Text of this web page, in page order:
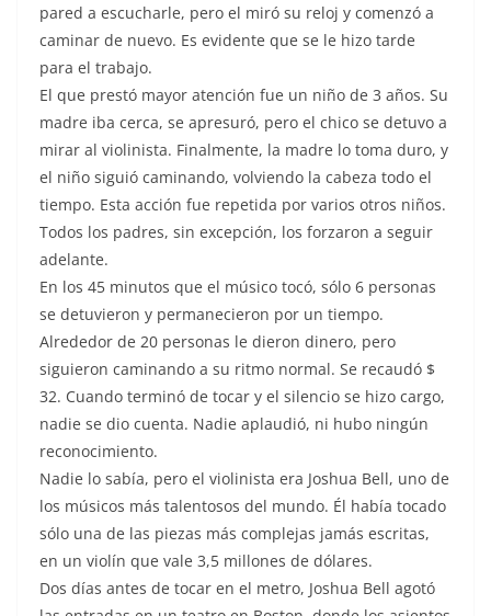
pared a escucharle, pero el miró su reloj y comenzó a
caminar de nuevo. Es evidente que se le hizo tarde
para el trabajo.
El que prestó mayor atención fue un niño de 3 años. Su
madre iba cerca, se apresuró, pero el chico se detuvo a
mirar al violinista. Finalmente, la madre lo toma duro, y
el niño siguió caminando, volviendo la cabeza todo el
tiempo. Esta acción fue repetida por varios otros niños.
Todos los padres, sin excepción, los forzaron a seguir
adelante.
En los 45 minutos que el músico tocó, sólo 6 personas
se detuvieron y permanecieron por un tiempo.
Alrededor de 20 personas le dieron dinero, pero
siguieron caminando a su ritmo normal. Se recaudó $
32. Cuando terminó de tocar y el silencio se hizo cargo,
nadie se dio cuenta. Nadie aplaudió, ni hubo ningún
reconocimiento.
Nadie lo sabía, pero el violinista era Joshua Bell, uno de
los músicos más talentosos del mundo. Él había tocado
sólo una de las piezas más complejas jamás escritas,
en un violín que vale 3,5 millones de dólares.
Dos días antes de tocar en el metro, Joshua Bell agotó